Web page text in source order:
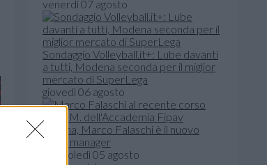
venerdì 07 agosto
Sondaggio Volleyball.it+: Lube davanti
a tutti, Modena seconda per il miglior
mercato di SuperLega
giovedì 06 agosto
Verona, Marco Falaschi è il nuovo
team manager
mercoledì 05 agosto